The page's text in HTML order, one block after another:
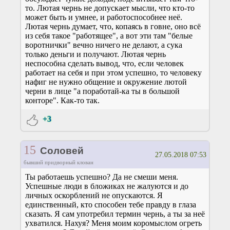
то. Лютая чернь не допускает мысли, что кто-то
может быть и умнее, и работоспособнее неё.
Лютая чернь думает, что, копаясь в говне, оно всё
из себя такое "работящее", а вот эти там "белые
воротнички" вечно ничего не делают, а сука
только деньги и получают. Лютая чернь
неспособна сделать вывод, что, если человек
работает на себя и при этом успешно, то человеку
нафиг не нужно общение и окружение лютой
черни в лице "а поработай-ка ты в большой
конторе". Как-то так.
+3
15 Соловей
бывший придворный клован
27.05.2018 07:53
Ты работаешь успешно? Да не смеши меня.
Успешные люди в бложиках не жалуются и до
личных оскорблений не опускаются. Я
единственный, кто способен тебе правду в глаза
сказать. Я сам употребил термин чернь, а ты за неё
ухватился. Нахуя? Меня моим коромыслом огреть